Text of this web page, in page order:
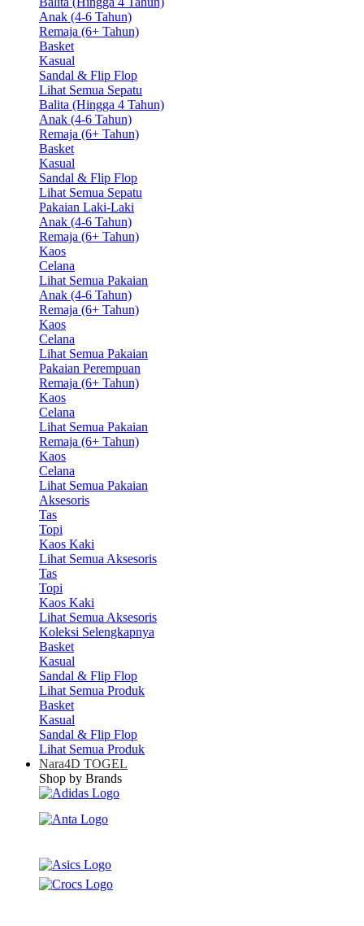
Anak (4-6 Tahun)
Remaja (6+ Tahun)
Basket
Kasual
Sandal & Flip Flop
Lihat Semua Sepatu
Balita (Hingga 4 Tahun)
Anak (4-6 Tahun)
Remaja (6+ Tahun)
Basket
Kasual
Sandal & Flip Flop
Lihat Semua Sepatu
Pakaian Laki-Laki
Anak (4-6 Tahun)
Remaja (6+ Tahun)
Kaos
Celana
Lihat Semua Pakaian
Anak (4-6 Tahun)
Remaja (6+ Tahun)
Kaos
Celana
Lihat Semua Pakaian
Pakaian Perempuan
Remaja (6+ Tahun)
Kaos
Celana
Lihat Semua Pakaian
Remaja (6+ Tahun)
Kaos
Celana
Lihat Semua Pakaian
Aksesoris
Tas
Topi
Kaos Kaki
Lihat Semua Aksesoris
Tas
Topi
Kaos Kaki
Lihat Semua Aksesoris
Koleksi Selengkapnya
Basket
Kasual
Sandal & Flip Flop
Lihat Semua Produk
Basket
Kasual
Sandal & Flip Flop
Lihat Semua Produk
Nara4D TOGEL
Shop by Brands